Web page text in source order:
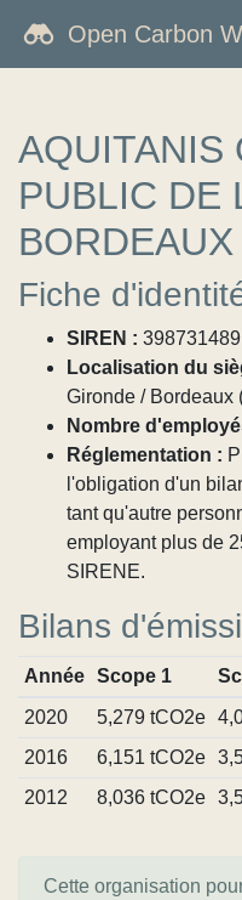
Open Carbon
AQUITANIS
PUBLIC DE
Fiche
SIREN : 398731489
Localisation du
Gironde / Bordeaux
Nombre
Réglementation :
l'obligation d'un
tant qu'autre
employant plus de
SIRENE.
Bilans
Année Scope 1
2020
5,279 tCO2e
2016
6,151 tCO2e
2012 8,036 tCO2e
Cette organisation